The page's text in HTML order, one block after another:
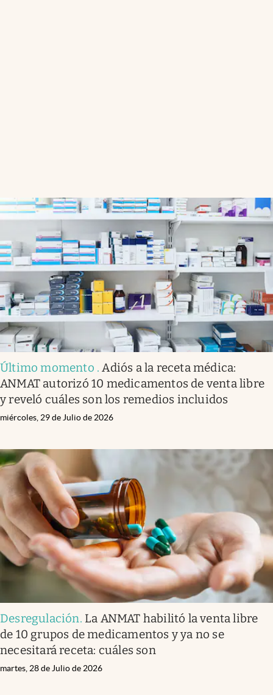
Último momento .Adiós a la receta médica:
ANMAT autorizó 10 medicamentos de venta libre
y reveló cuáles son los remedios incluidos
miércoles, 29 de Julio de 2026
Desregulación. La ANMAT habilitó la venta libre
de 10 grupos de medicamentos y ya no se
necesitará receta: cuáles son
martes, 28 de Julio de 2026